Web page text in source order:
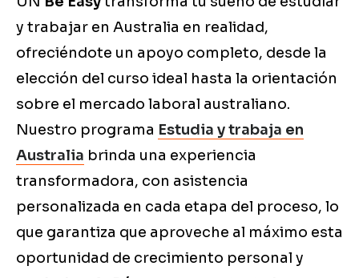
y trabajar en Australia en realidad,
ofreciéndote un apoyo completo, desde la
elección del curso ideal hasta la orientación
sobre el mercado laboral australiano.
Nuestro programa Estudia y trabaja en
Australia brinda una experiencia
transformadora, con asistencia
personalizada en cada etapa del proceso, lo
que garantiza que aproveche al máximo esta
oportunidad de crecimiento personal y